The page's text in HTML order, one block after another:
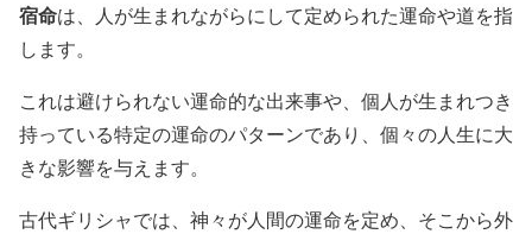
宿命は、人が生まれながらにして定められた運命や道を指
します。
これは避けられない運命的な出来事や、個人が生まれつき
持っている特定の運命のパターンであり、個々の人生に大
きな影響を与えます。
古代ギリシャでは、神々が人間の運命を定め、そこから外